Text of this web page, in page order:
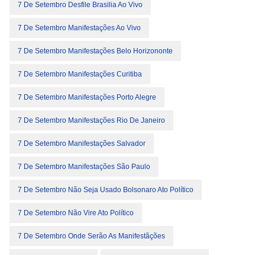
7 De Setembro Desfile Brasilia Ao Vivo
7 De Setembro Manifestações Ao Vivo
7 De Setembro Manifestações Belo Horizononte
7 De Setembro Manifestações Curitiba
7 De Setembro Manifestações Porto Alegre
7 De Setembro Manifestações Rio De Janeiro
7 De Setembro Manifestações Salvador
7 De Setembro Manifestações São Paulo
7 De Setembro Não Seja Usado Bolsonaro Ato Político
7 De Setembro Não Vire Ato Político
7 De Setembro Onde Serão As Manifestãções